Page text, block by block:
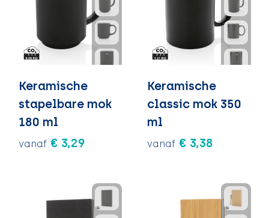
Keramische
stapelbare mok
180 ml
vanaf € 3,29
Keramische
classic mok 350
ml
vanaf € 3,38